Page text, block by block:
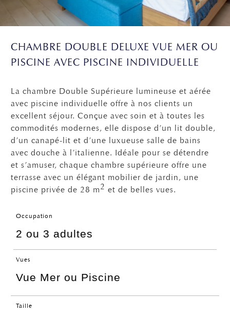
CHAMBRE DOUBLE DELUXE VUE MER OU
PISCINE AVEC PISCINE INDIVIDUELLE
La chambre Double Supérieure lumineuse et aérée
avec piscine individuelle offre à nos clients un
excellent séjour. Conçue avec soin et à toutes les
commodités modernes, elle dispose d’un lit double,
d’un canapé-lit et d’une luxueuse salle de bains
avec douche à l’italienne. Idéale pour se détendre
et s’amuser, chaque chambre supérieure offre une
terrasse avec un élégant mobilier de jardin, une
piscine privée de 28 m2 et de belles vues.
Occupation
2 ou 3 adultes
Vues
Vue Mer ou Piscine
Taille